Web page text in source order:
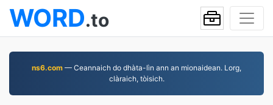
WORD.to
ns6.com — Ceannaich do dhàta-lìn ann an mionaidean. Lorg,
clàraich, tòisich.